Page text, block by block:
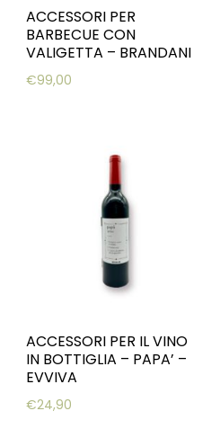
ACCESSORI PER
BARBECUE CON
VALIGETTA – BRANDANI
€99,00
ACCESSORI PER IL VINO
IN BOTTIGLIA – PAPA’ –
EVVIVA
€24,90